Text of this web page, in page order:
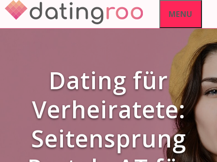
Skip
content
MENU
Dating für
Verheiratete:
Seitensprung